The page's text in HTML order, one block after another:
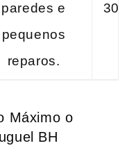
paredes e
pequenos‍
reparos.
‍Máximo o
BH